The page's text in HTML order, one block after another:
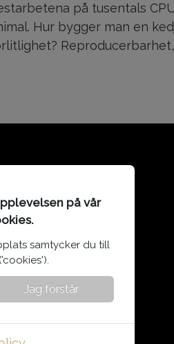
på tusentals
Hur bygger man en
på vår
samtycker du till
Jag förstår